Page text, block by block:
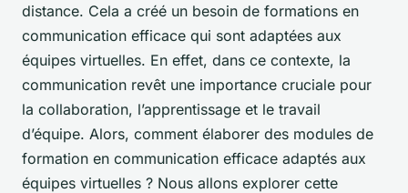
distance. Cela a créé un besoin de formations en
communication efficace qui sont adaptées aux
équipes virtuelles. En effet, dans ce contexte, la
communication revêt une importance cruciale pour
la collaboration, l’apprentissage et le travail
d’équipe. Alors, comment élaborer des modules de
formation en communication efficace adaptés aux
équipes virtuelles ? Nous allons explorer cette